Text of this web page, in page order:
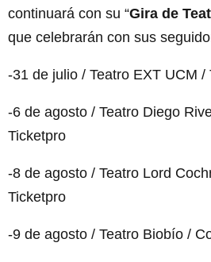
continuará con su “Gira de
que celebrarán con sus
-31 de julio / Teatro EXT UCM /
-6 de agosto / Teatro Diego
Ticketpro
-8 de agosto / Teatro Lord
Ticketpro
-9 de agosto / Teatro Biobío /